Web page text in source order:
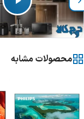
محصولات مشابه